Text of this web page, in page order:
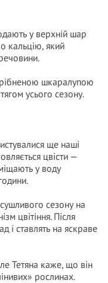
у верхній шар
кальцію, який
шкаралупою
усього сезону.
ще наші
цвісти —
у воду
сезону на
цвітіння. Після
і ставлять на яскраве
Тетяна каже, що він
рослинах.